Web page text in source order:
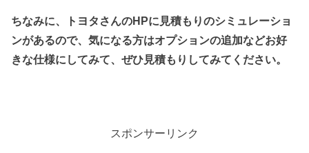
ちなみに、トヨタさんのHPに見積もりのシミュレーショ
ンがあるので、気になる方はオプションの追加などお好
きな仕様にしてみて、ぜひ見積もりしてみてください。
スポンサーリンク